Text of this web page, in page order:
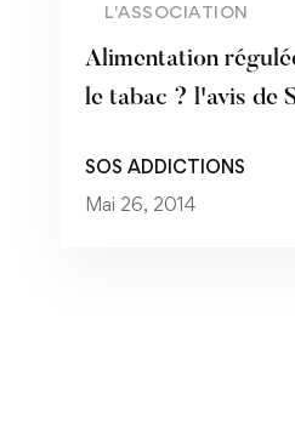
L'ASSOCIATION
Alimentation
le tabac ? l'avis de
SOS ADDICTIONS
Mai 26, 2014